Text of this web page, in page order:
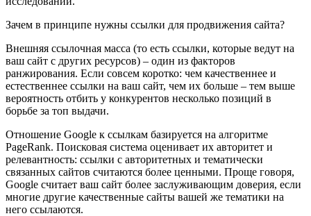
Зачем в принципе нужны ссылки для продвижения сайта?
Внешняя ссылочная масса (то есть ссылки, которые ведут на
ваш сайт с других ресурсов) – один из факторов
ранжирования. Если совсем коротко: чем качественнее и
естественнее ссылки на ваш сайт, чем их больше – тем выше
вероятность отбить у конкурентов несколько позиций в
борьбе за топ выдачи.
Отношение Google к ссылкам базируется на алгоритме
PageRank. Поисковая система оценивает их авторитет и
релевантность: ссылки с авторитетных и тематически
связанных сайтов считаются более ценными. Проще говоря,
Google считает ваш сайт более заслуживающим доверия, если
многие другие качественные сайты вашей же тематики на
него ссылаются.